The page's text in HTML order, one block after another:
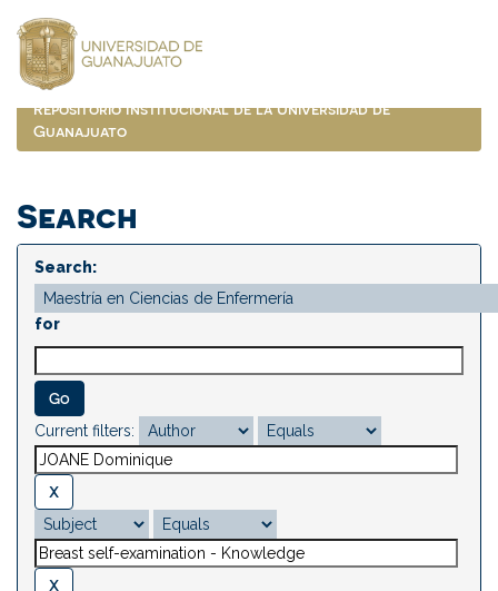
navigation
Repositorio Institucional de la Universidad de
Guanajuato
Search
Search:
for
Current filters: